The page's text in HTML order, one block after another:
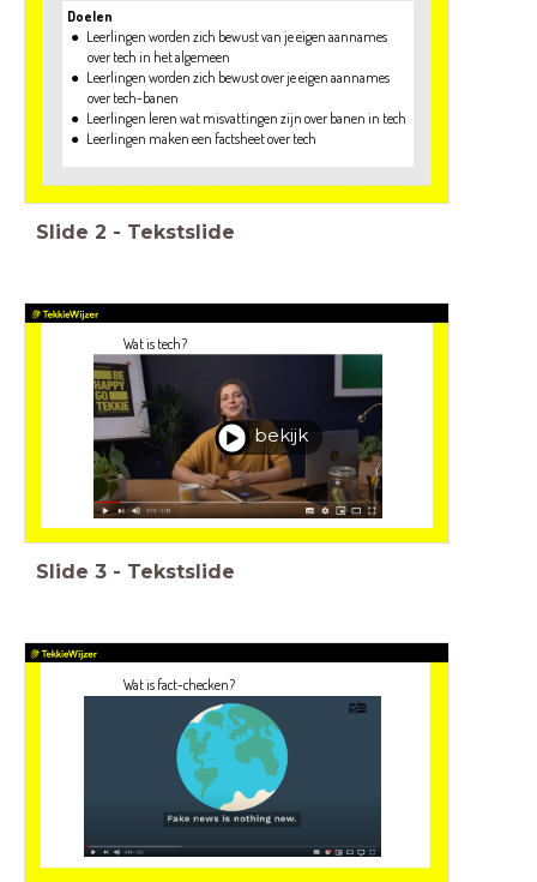
Doelen
Leerlingen worden zich bewust van je eigen aannames
Leerlingen worden zich bewust over je eigen aannames
Slide 2 - Tekstslide
Wat is tech?
bekijk
Slide 3 - Tekstslide
Wat is fact-checken?